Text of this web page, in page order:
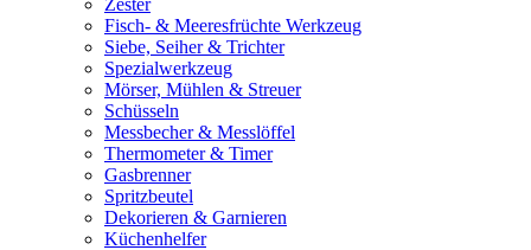
Zester
Fisch- & Meeresfrüchte Werkzeug
Siebe, Seiher & Trichter
Spezialwerkzeug
Mörser, Mühlen & Streuer
Schüsseln
Messbecher & Messlöffel
Thermometer & Timer
Gasbrenner
Spritzbeutel
Dekorieren & Garnieren
Küchenhelfer